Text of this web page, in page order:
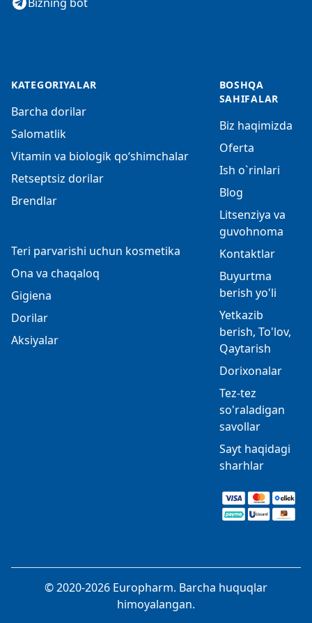
KATEGORIYALAR
Barcha dorilar
Salomatlik
Vitamin va biologik qo‘shimchalar
Retseptsiz dorilar
Brendlar
Teri parvarishi uchun kosmetika
Ona va chaqaloq
Gigiena
Dorilar
Aksiyalar
BOSHQA
SAHIFALAR
Biz haqimizda
Oferta
Ish o`rinlari
Blog
Litsenziya va
guvohnoma
Kontaktlar
Buyurtma
berish yo'li
Yetkazib
berish, To'lov,
Qaytarish
Dorixonalar
Tez-tez
so'raladigan
savollar
Sayt haqidagi
sharhlar
© 2020-2026 Europharm. Barcha huquqlar
himoyalangan.